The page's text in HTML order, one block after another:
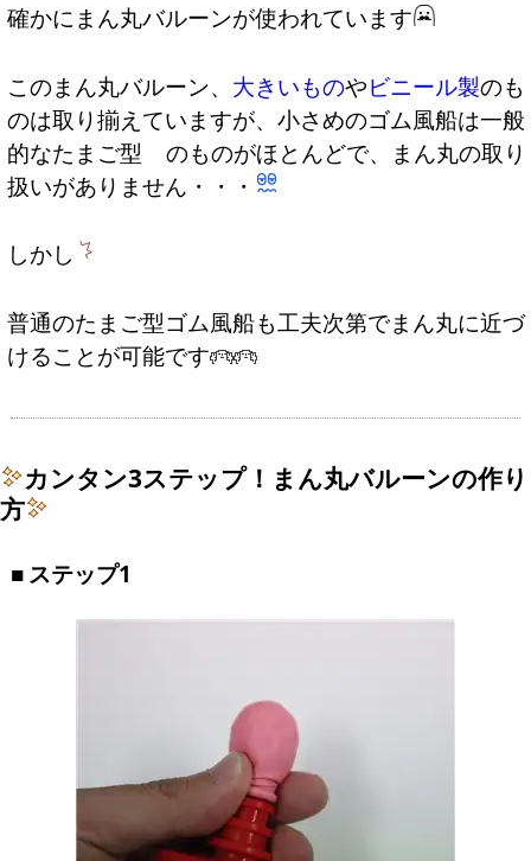
確かにまん丸バルーンが使われています
このまん丸バルーン、 大きいものやビニール製のも
のは取り揃えていますが、小さめのゴム風船は一般
的なたまご型
のものがほとんどで、まん丸の取り
扱いがありません・・・
しかし
普通のたまご型ゴム風船も工夫次第でまん丸に近づ
けることが可能です
カンタン3ステップ！まん丸バルーンの作り
方
ステップ1